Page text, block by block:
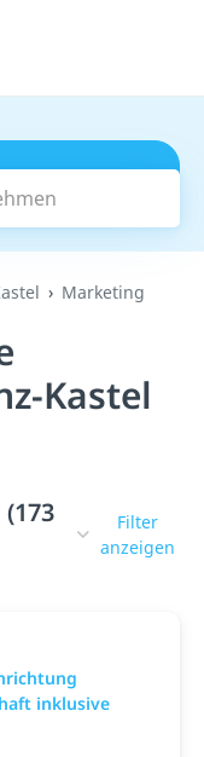
Marketing
Kastel
Filter
anzeigen
inklusive